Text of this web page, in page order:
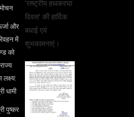
और
में
को
लक्ष्य:
धामी
पुष्कर
‘राष्ट्रीय हथकरघा
दिवस’ की हार्दिक
बधाई एवं
शुभकामनाएं।